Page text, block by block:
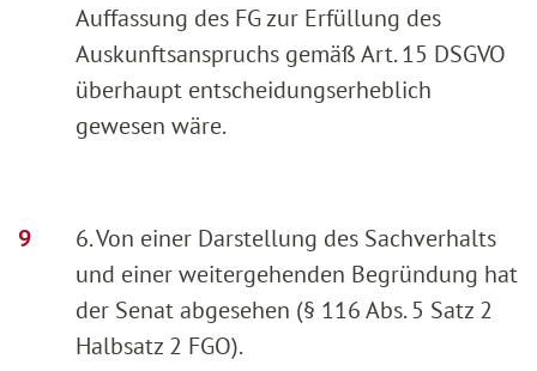
Auffassung des FG zur Erfüllung des
Auskunftsanspruchs gemäß Art. 15 DSGVO
überhaupt entscheidungserheblich
gewesen wäre.
6. Von einer Darstellung des Sachverhalts
und einer weitergehenden Begründung hat
der Senat abgesehen (§ 116 Abs. 5 Satz 2
Halbsatz 2 FGO).